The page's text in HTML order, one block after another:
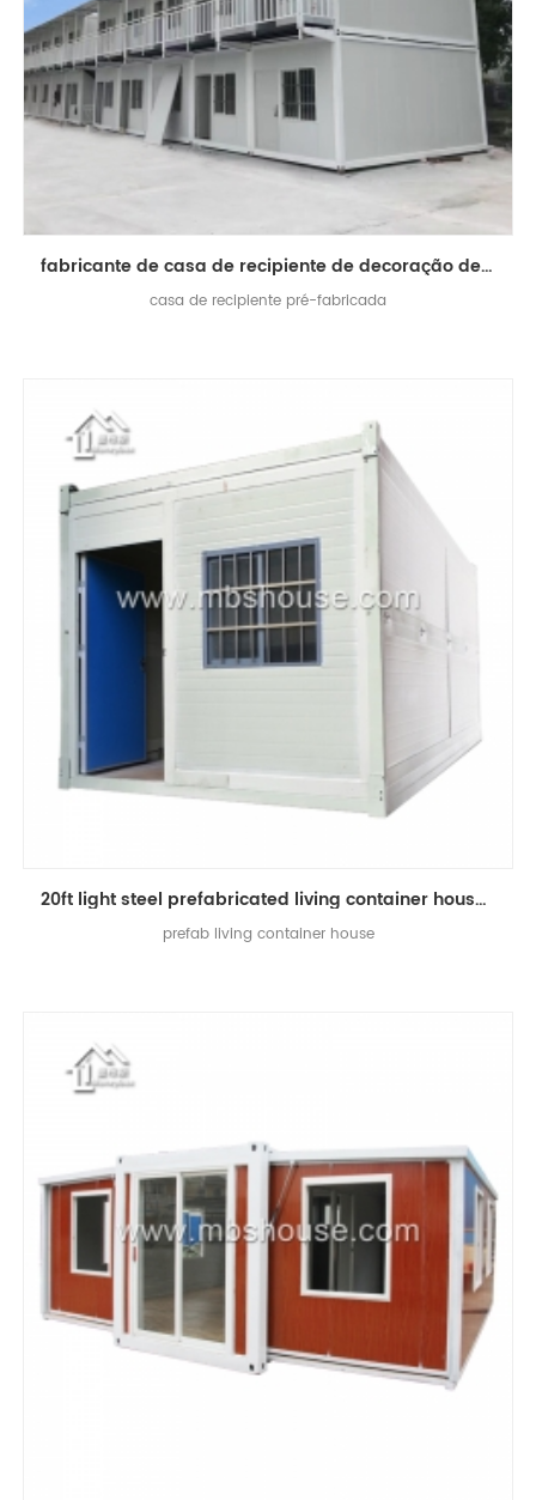
fabricante de casa de recipiente de decoração de contêiner pré-fabricado
casa de recipiente pré-fabricada
20ft light steel prefabricated living container house à venda
prefab living container house